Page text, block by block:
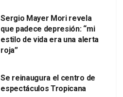
Sergio Mayer Mori revela
que padece depresión: “mi
estilo de vida era una alerta
roja”
Se reinaugura el centro de
espectáculos Tropicana